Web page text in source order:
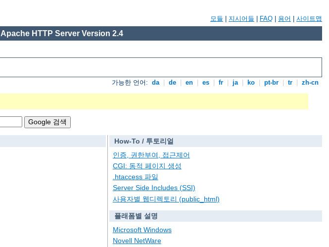
모듈 지시어들 FAQ 용어 사이트맵
Apache HTTP Server Version 2.4
가능한 언어: da de en es fr ja ko pt-br tr zh-cn
How-To / 투토리얼
인증, 권한부여, 접근제어
CGI: 동적 페이지 생성
.htaccess 파일
Server Side Includes (SSI)
사용자별 웹디렉토리 (public_html)
플래폼별 설명
Microsoft Windows
Novell NetWare